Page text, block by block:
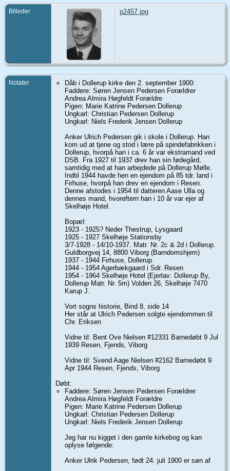
Billeder p2457.jpg
Notater
Dåb i Dollerup kirke den 2. september 1900:
Faddere: Søren Jensen Pedersen Forældrer
Andrea Almira Høgfeldt Forældre
Pigen: Marie Katrine Pedersen Dollerup
Ungkarl: Christian Pedersen Dollerup
Ungkarl: Niels Frederik Jensen Dollerup
Anker Ulrich Pedersen gik i skole i Dollerup. Han
kom ud at tjene og stod i lære på spindefabrikken i
Dollerup, hvorpå han i ca. 6 år var ekstramand ved
DSB. Fra 1927 til 1937 drev han sin fødegård,
samtidig med at han arbejdede på Dollerup Mølle.
Indtil 1944 havde hen en ejendom på 85 tdr. land i
Firhuse, hvorpå han drev en ejendom i Resen.
Denne afstodes i 1954 til datteren Aase Ulla og
dennes mand, hvoreftern han i 10 år var ejer af
Skelhøje Hotel.
Bopæl:
1923 - 1925? Neder Thestrup, Lysgaard
1925 - 1927 Skelhøje Stationsby
3/7-1928 - 14/10-1937. Matr. Nr. 2c & 2d i Dollerup.
Guldborgvej 14, 8800 Viborg (Barndomshjem)
1937 - 1944 Firhuse, Dollerup
1944 - 1954 Agerbækgaard i Sdr. Resen
1954 - 1964 Skelhøje Hotel (Ejerlav: Dollerup By,
Dollerup Matr. Nr. 5m) Volden 26, Skelhøje 7470
Karup J.
Vort sogns historie, Bind 8, side 14
Her står at Ulrich Pedersen solgte ejendommen til
Chr. Eriksen
Vidne til: Bent Ove Nielsen #12331 Barnedøbt 9 Jul
1939 Resen, Fjends, Viborg
Vidne til: Svend Aage Nielsen #2162 Barnedøbt 9
Apr 1944 Resen, Fjends, Viborg
Døbt:
Faddere: Søren Jensen Pedersen Forældrer
Andrea Almira Høgfeldt Forældre
Pigen: Marie Katrine Pedersen Dollerup
Ungkarl: Christian Pedersen Dollerup
Ungkarl: Niels Frederik Jensen Dollerup
Jeg har nu kigget i den gamle kirkebog og kan
oplyse følgende:
Anker Ulrik Pedersen, født 24. juli 1900 er søn af